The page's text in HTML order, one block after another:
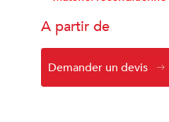
A partir de
Demander un devis